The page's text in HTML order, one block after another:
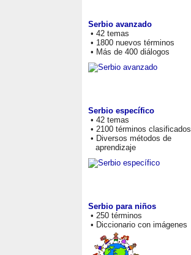
Serbio avanzado
• 42 temas
• 1800 nuevos términos
• Más de 400 diálogos
Serbio específico
• 42 temas
• 2100 términos clasificados
• Diversos métodos de
aprendizaje
Serbio para niños
• 250 términos
• Diccionario con imágenes